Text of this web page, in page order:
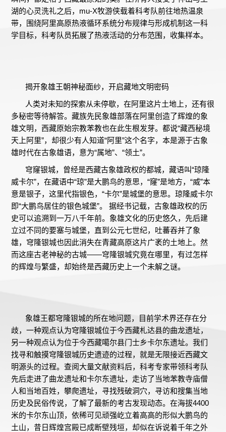
湖的心灵洗礼之后，mu-X牧游侠载着科考队前往地热温泉
带，围绕阿里高原热液循环系统分布规律与形成机制这一科
学目标，科考队员拓展了热液活动的分布范围，收集样本。
揭开象雄王朝神秘面纱，开启藏地文明密码
人类对未知的探索从未停歇，在阿里这片土地上，还有很
多秘密等待解答。藏族先民象雄部落在阿里创造了辉煌的象
雄文明，西藏原始宗教苯教也在此生根发芽。都说“藏西秘境
天上阿里”，却很少有人知道“阿里”这个名字，本是源于古象
雄时代在古象雄语，意为“属地”、“领土”。
穹窿银城，曾经是西藏古象雄政权的都城，藏语叫“琼隆
威卡尔”，在藏语中“琼”是大鹏鸟的意思，“窿”是地方，“威”本
意是银子，这里代指银色，“卡尔”是城堡的意思。琼隆威卡尔
即“大鹏鸟居住的银色城堡”。 据经书记载，古象雄政权的历
史可以追溯到一万八千年前。象雄文化的历史悠久，先后建
立过不同的要塞与城堡，直到公元七世纪，吐蕃吞并了象
雄，穹隆银城也因此消失在青藏高原这片广袤的土地上。然
而这座古老神秘的古城——穹隆银城究竟在哪里，有过怎样
的辉煌与繁盛，却始终是西藏历史上一个未解之谜。
象雄王都穹隆银城的所在地问题，目前学术界还存在分
歧，一种观点认为穹隆银城位于今西藏札达县的曲龙遗址，
另一种观点认为位于今西藏噶尔县门士乡卡尔东遗址。我们
找寻和触摸穹隆银城历史遗迹的过程，就是无限接近西藏文
明源头的过程。查阅大量文献资料后，科考专家带领科考队
先后走进了曲龙遗址和卡尔东遗址，走访了当地苯教寺庙僧
人和当地百姓，攀爬遗址，寻找残破洞穴，寻访和搜集当地
历史及民俗传说，了解了最新的考古发现动态。在海拔4400
米的卡尔东山顶，依稀可见顽强屹立着高高的形似大鹏鸟的
土山，昔日辉煌宫殿已成断壁残垣，却似在诉说着千年之外